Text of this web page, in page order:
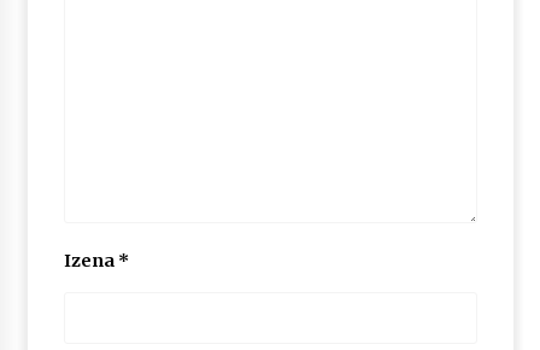
Izena *